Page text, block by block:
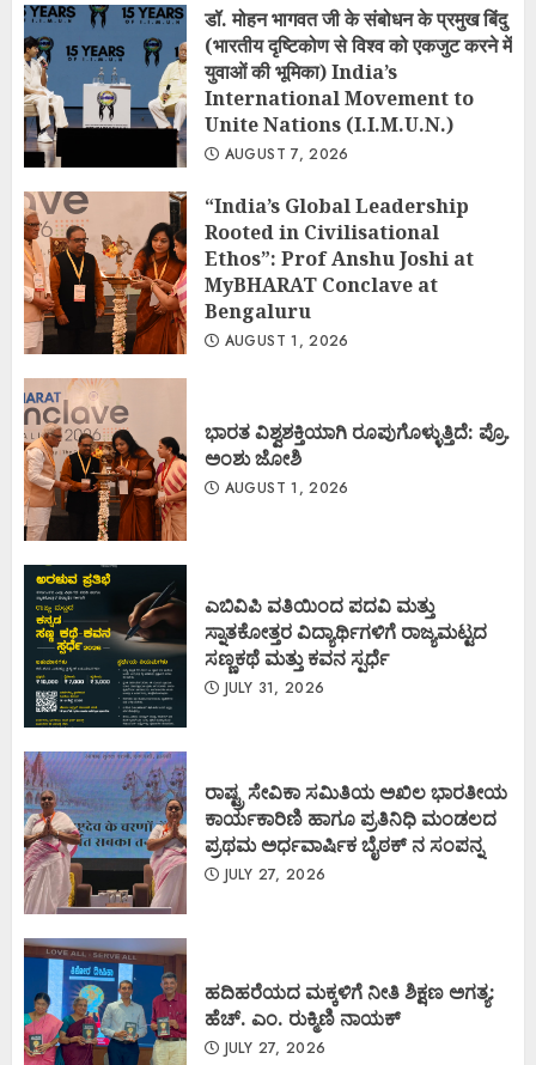
डॉ. मोहन भागवत जी के संबोधन के प्रमुख बिंदु
(भारतीय दृष्टिकोण से विश्व को एकजुट करने में
युवाओं की भूमिका) India’s
International Movement to
Unite Nations (I.I.M.U.N.)
AUGUST 7, 2026
“India’s Global Leadership
Rooted in Civilisational
Ethos”: Prof Anshu Joshi at
MyBHARAT Conclave at
Bengaluru
AUGUST 1, 2026
ಭಾರತ ವಿಶ್ವಶಕ್ತಿಯಾಗಿ ರೂಪುಗೊಳ್ಳುತ್ತಿದೆ: ಪ್ರೊ.
ಅಂಶು ಜೋಶಿ
AUGUST 1, 2026
ಎಬಿವಿಪಿ ವತಿಯಿಂದ ಪದವಿ ಮತ್ತು
ಸ್ನಾತಕೋತ್ತರ ವಿದ್ಯಾರ್ಥಿಗಳಿಗೆ ರಾಜ್ಯಮಟ್ಟದ
ಸಣ್ಣಕಥೆ ಮತ್ತು ಕವನ ಸ್ಪರ್ಧೆ
JULY 31, 2026
ರಾಷ್ಟ್ರ ಸೇವಿಕಾ ಸಮಿತಿಯ ಅಖಿಲ ಭಾರತೀಯ
ಕಾರ್ಯಕಾರಿಣಿ ಹಾಗೂ ಪ್ರತಿನಿಧಿ ಮಂಡಲದ
ಪ್ರಥಮ ಅರ್ಧವಾರ್ಷಿಕ ಬೈಠಕ್ ನ ಸಂಪನ್ನ
JULY 27, 2026
ಹದಿಹರೆಯದ ಮಕ್ಕಳಿಗೆ ನೀತಿ ಶಿಕ್ಷಣ ಅಗತ್ಯ:
ಹೆಚ್. ಎಂ. ರುಕ್ಮಿಣಿ ನಾಯಕ್
JULY 27, 2026